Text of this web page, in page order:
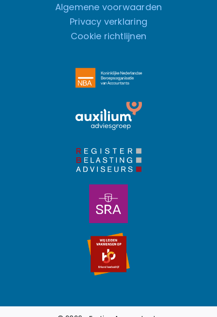
Algemene voorwaarden
Privacy verklaring
Cookie richtlijnen